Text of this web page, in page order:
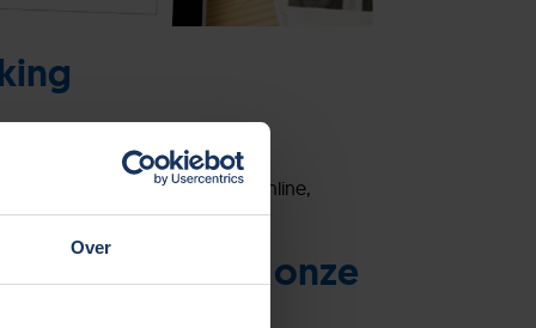
Over
je deze hebt geplaatst - online,
met onze